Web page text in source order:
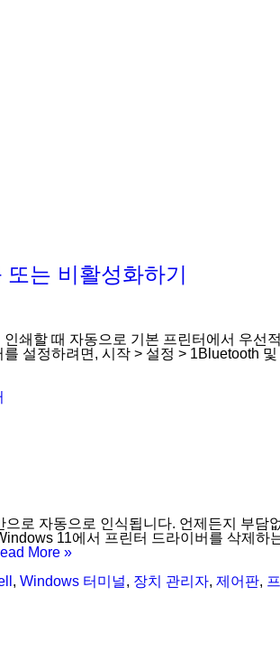
는 비활성화하기
쇄할 때 자동으로 기본 프린터에서 우선
정하려면, 시작 > 설정 > 1Bluetooth
로 자동으로 인식됩니다. 언제든지 부담
11에서 프린터 드라이버를 삭제하
More »
, Windows 터미널, 장치 관리자, 제어판,